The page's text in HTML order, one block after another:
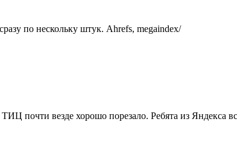
по нескольку штук. Ahrefs, megaindex/
почти везде хорошо порезало. Ребята из Яндекса